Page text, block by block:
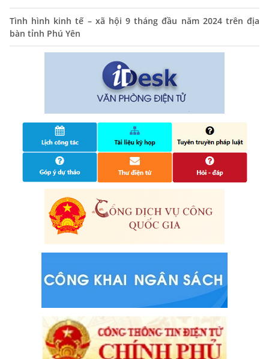
hành chính tỉnh Phú Yên
14/10/2024
Quyết định công bố nhóm thủ tục hành chính liên thông
điện tử, khai sinh, cấp thẻ bảo hiểm y tế trẻ em dưới 6
tuổi, đăng ký tạm trú
25/06/2024
Tình hình kinh tế – xã hội 9 tháng đầu năm 2024 trên địa
bàn tỉnh Phú Yên